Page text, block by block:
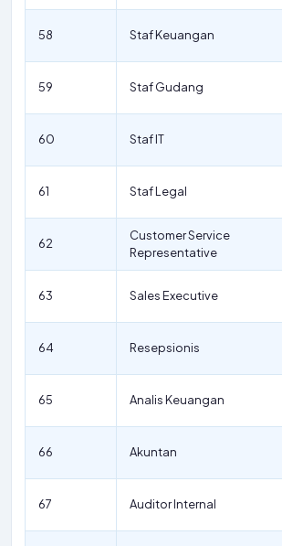
58 Staf Keuangan
59 Staf Gudang
60 Staf IT
61 Staf Legal
62
Customer Service
Representative
63 Sales Executive
64 Resepsionis
65 Analis Keuangan
66 Akuntan
67 Auditor Internal